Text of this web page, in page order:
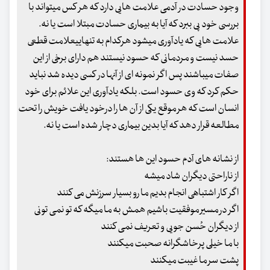
وجود حسادت در آدمی علامت هایی دارد که هر کس میتواند با
بررسی خود پی ببرد که آیا به بیماری حسادت مبتلا است یا نه.
علامت هایی که یادآوری میشود هرکدام به تنهاییعلامت قطعی
حسد نیست و مردمانی که حسود نیستند هم دارای برخی از این
صفات میباشند پس اگر نمونه ای از آنها در کسی دیده شد نباید
حکم کرد که وی حسود است. بلکه یادآوری این علائم برای خود
انسان است که هر موقع یکی از آن ها را درخود یافت خویش را تحت
مطالعه قرار دهد که آیا بدین بیماری دچار شده است یا نه.
از نشانه های آدم حسود این ها هستند:
از ناراحتی دیگران شاد میشه
اگر کار اشتباهی انجام بدیم ما رو بسیار سرزنش می کنند
اگر در مسیر موفقیت باشیم همش به ما میگه که تو نمی تونی
از دیگران حُسن جویی و تعریف نمی کنند
با ما خیلی پرخاشگرانه صحبت میکنند
پشت سر ما غیبت میکنند